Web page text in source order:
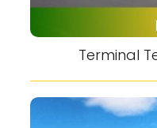
Terminal